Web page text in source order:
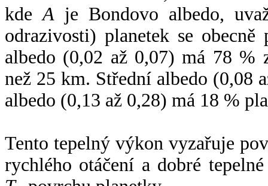
kdeA je Bondovo albedo,
odrazivosti) planetek se
albedo (0,02 až 0,07) má 78 %
než 25 km. Střední albedo (0,08
albedo (0,13 až 0,28) má 18 %
Tento tepelný výkon vyzařuje
rychlého otáčení a dobré